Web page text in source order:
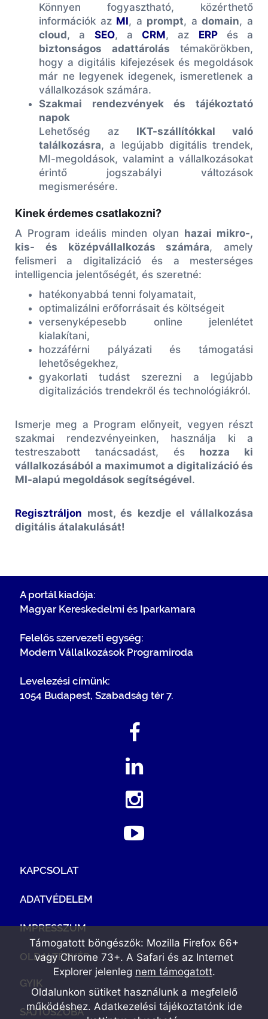
Könnyen fogyasztható, közérthető
információk az MI, a prompt, adomain, a
cloud, a SEO, a CRM, az ERPés a
biztonságos adattárolás témakörökben,
hogy a digitális kifejezések és megoldások
már ne legyenek idegenek, ismeretlenek a
vállalkozások számára.
Szakmai rendezvények és tájékoztató
napok
Lehetőség az IKT-szállítókkal való
találkozásra, a legújabb digitális trendek,
MI-megoldások, valamint a vállalkozásokat
érintő jogszabályi változások
megismerésére.
Kinek érdemes csatlakozni?
A Program ideális minden olyan hazai mikro-,
kis- és középvállalkozás számára, amely
felismeri a digitalizáció és a mesterséges
intelligencia jelentőségét, és szeretné:
hatékonyabbá tenni folyamatait,
optimalizálni erőforrásait és költségeit
versenyképesebb online jelenlétet
kialakítani,
hozzáférni pályázati és támogatási
lehetőségekhez,
gyakorlati tudást szerezni a legújabb
digitalizációs trendekről és technológiákról.
Ismerje meg a Program előnyeit, vegyen részt
szakmai rendezvényeinken, használja ki a
testreszabott tanácsadást, és hozza ki
vállalkozásából a maximumot a digitalizáció és
MI-alapú megoldások segítségével.
Regisztráljon most, és kezdje el vállalkozása
digitális átalakulását!
A portál kiadója:
Magyar Kereskedelmi és Iparkamara
Felelős szervezeti egység:
Modern Vállalkozások Programiroda
Levelezési címünk:
1054 Budapest, Szabadság tér 7.
KAPCSOLAT
ADATVÉDELEM
IMPRESSZUM
OLDALTÉRKÉP
GYIK
SAJTÓSZOBA
Támogatott böngészők: Mozilla Firefox 66+
vagy Chrome 73+. A Safari és az Internet
Explorer jelenleg nem támogatott.
Oldalunkon sütiket használunk a megfelelő
működéshez. Adatkezelési tájékoztatónk ide